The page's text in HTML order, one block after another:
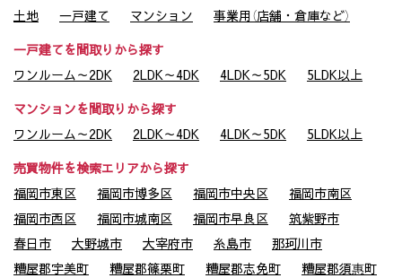
土地
一戸建て マンション
事業用（店舗・倉庫など）
一戸建てを間取りから探す
ワンルーム～2DK
2LDK～4DK 4LDK～5DK
5LDK以上
マンションを間取りから探す
ワンルーム～2DK
2LDK～4DK 4LDK～5DK
5LDK以上
売買物件を検索エリアから探す
福岡市東区
福岡市博多区 福岡市中央区
福岡市南区
福岡市西区
福岡市城南区 福岡市早良区
筑紫野市
春日市
大野城市 大宰府市 糸島市
那珂川市
糟屋郡宇美町
糟屋郡篠栗町 糟屋郡志免町
糟屋郡須惠町